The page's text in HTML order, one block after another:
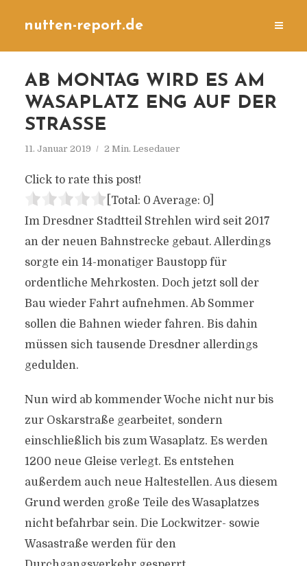
nutten-report.de
AB MONTAG WIRD ES AM
WASAPLATZ ENG AUF DER
STRASSE
11. Januar 2019 2 Min. Lesedauer
Click to rate this post!
[Total: 0 Average: 0]
Im Dresdner Stadtteil Strehlen wird seit 2017
an der neuen Bahnstrecke gebaut. Allerdings
sorgte ein 14-monatiger Baustopp für
ordentliche Mehrkosten. Doch jetzt soll der
Bau wieder Fahrt aufnehmen. Ab Sommer
sollen die Bahnen wieder fahren. Bis dahin
müssen sich tausende Dresdner allerdings
gedulden.
Nun wird ab kommender Woche nicht nur bis
zur Oskarstraße gearbeitet, sondern
einschließlich bis zum Wasaplatz. Es werden
1200 neue Gleise verlegt. Es entstehen
außerdem auch neue Haltestellen. Aus diesem
Grund werden große Teile des Wasaplatzes
nicht befahrbar sein. Die Lockwitzer- sowie
Wasastraße werden für den